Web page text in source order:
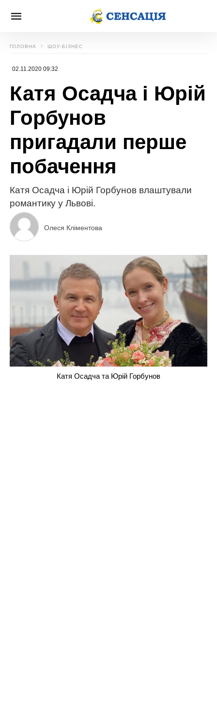
ГОЛОВНА ШОУ-БІЗНЕС
02.11.2020 09:32
Катя Осадча і Юрій
Горбунов
пригадали перше
побачення
Катя Осадча і Юрій Горбунов влаштували
романтику у Львові.
Олеся Кліментова
Катя Осадча та Юрій Горбунов